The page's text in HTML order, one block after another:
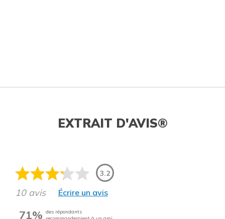
EXTRAIT D'AVIS®
3.2
10 avis Écrire un avis
71% des répondants